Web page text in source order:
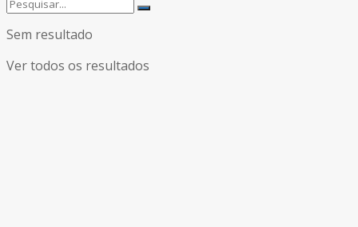
Sem resultado
Ver todos os resultados